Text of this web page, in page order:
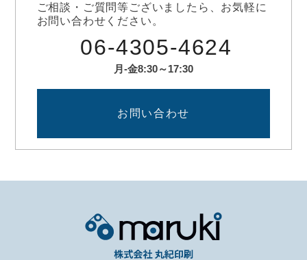
ご相談・ご質問等ございましたら、お気軽に
お問い合わせください。
06-4305-4624
月-金8:30～17:30
お問い合わせ